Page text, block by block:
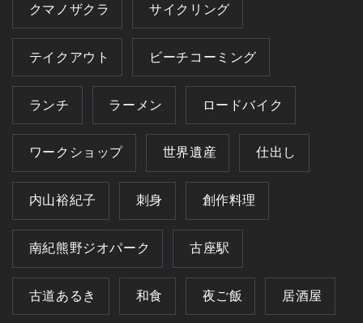
クマノザクラ サイクリング
テイクアウト ビーチコーミング
ランチ ラーメン ロードバイク
ワークショップ 世界遺産 仕出し
内山裕紀子 刺身 創作料理
南紀熊野ジオパーク 古座駅
古道あるき 和食 夜ご飯 居酒屋